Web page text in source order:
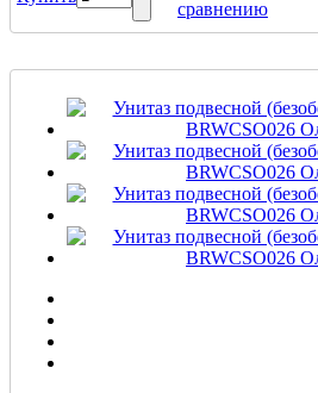
сравнению